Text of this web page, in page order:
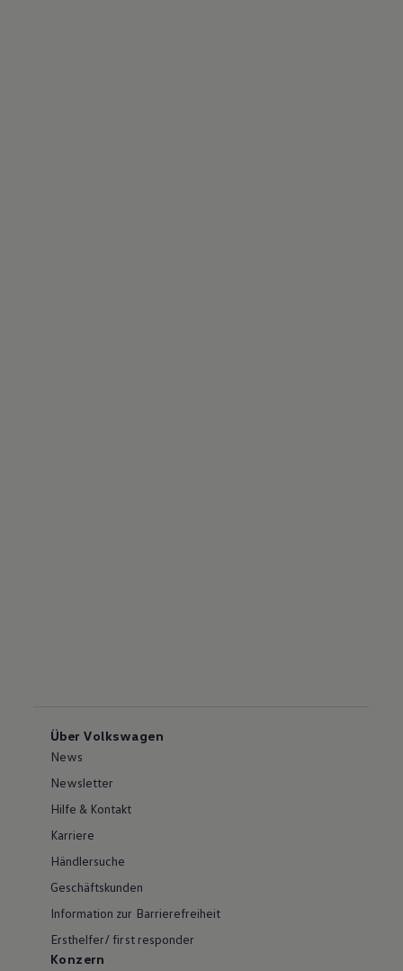
Über Volkswagen
News
Newsletter
Hilfe & Kontakt
Karriere
Händlersuche
Geschäftskunden
Information zur Barrierefreiheit
Ersthelfer/ first responder
Konzern